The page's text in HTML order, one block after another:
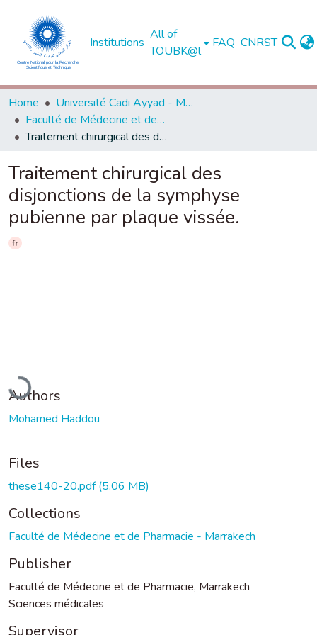
Institutions
All of
TOUBK@l
FAQ CNRST
Home
Université Cadi Ayyad - Marrakech
Faculté de Médecine et de Pharmacie - Marrakech
Traitement chirurgical des disjonctions de la symphyse pubienne par plaque vissée.
Traitement chirurgical des
disjonctions de la symphyse
pubienne par plaque vissée.
fr
Loading...
Authors
Mohamed Haddou
Files
these140-20.pdf(5.06 MB)
Collections
Faculté de Médecine et de Pharmacie - Marrakech
Publisher
Faculté de Médecine et de Pharmacie, Marrakech
Sciences médicales
Supervisor